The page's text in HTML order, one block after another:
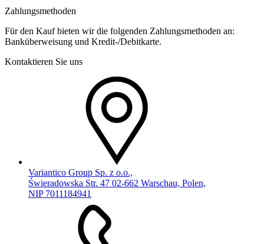
Zahlungsmethoden
Für den Kauf bieten wir die folgenden Zahlungsmethoden an:
Banküberweisung und Kredit-/Debitkarte.
Kontaktieren Sie uns
Variantico Group Sp. z o.o.,
Świeradowska Str. 47 02-662 Warschau, Polen,
NIP 7011184941